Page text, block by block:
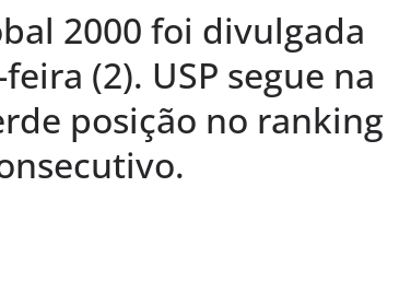
2000 foi divulgada
(2). USP segue na
posição no ranking